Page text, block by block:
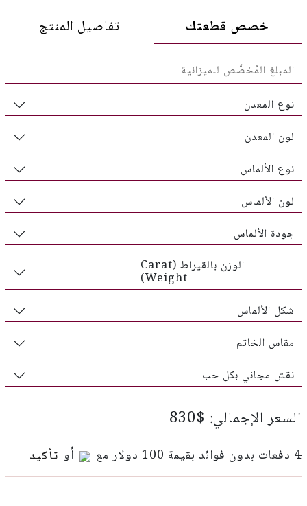
خصص قطعتك تفاصيل المنتج
نوع المعدن
لون المعدن
نوع الألماس
لون الألماس
جودة الألماس
الوزن بالقيراط (Carat
Weight)
شكل الألماس
مقاس الخاتم
نقش مجاني بكل حب
السعر الإجمالي: $830
4 دفعات بدون فوائد بقيمة 100 دولار مع أو تأكيد